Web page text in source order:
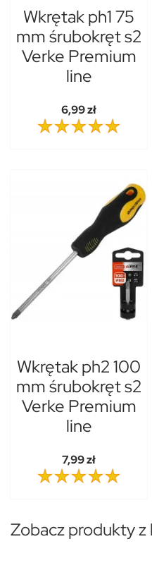
Wkrętak ph1 75
mm śrubokręt s2
Verke Premium
line
6,99 zł
Wkrętak ph2 100
mm śrubokręt s2
Verke Premium
line
7,99 zł
Zobacz produkty